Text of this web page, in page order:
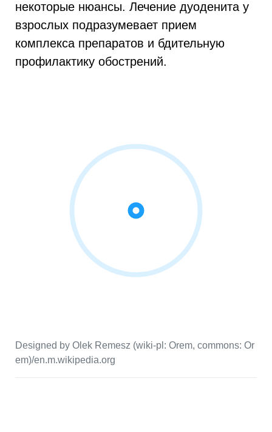
некоторые нюансы. Лечение дуоденита у
взрослых подразумевает прием
комплекса препаратов и бдительную
профилактику обострений.
Designed by Olek Remesz (wiki-pl: Orem, commons: Or
em)/en.m.wikipedia.org